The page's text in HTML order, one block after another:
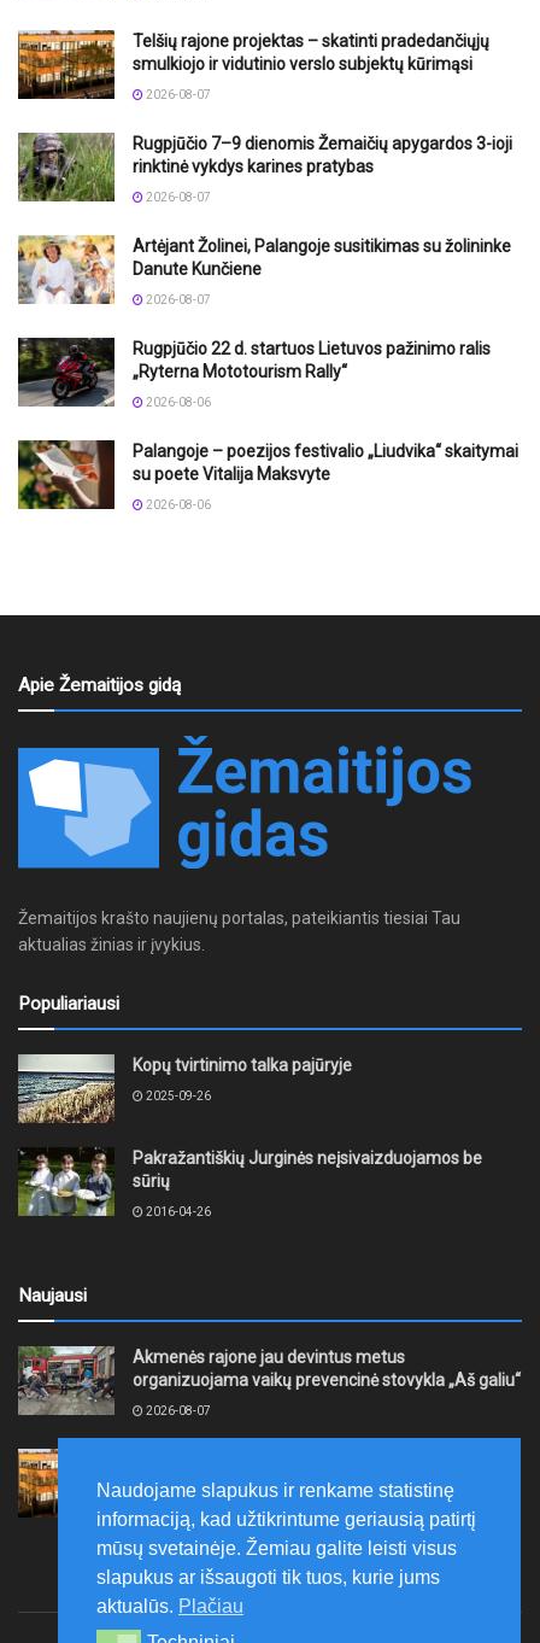
Telšių rajone projektas – skatinti pradedančiųjų
smulkiojo ir vidutinio verslo subjektų kūrimąsi
2026-08-07
Rugpjūčio 7–9 dienomis Žemaičių apygardos 3-ioji
rinktinė vykdys karines pratybas
2026-08-07
Artėjant Žolinei, Palangoje susitikimas su žolininke
Danute Kunčiene
2026-08-07
Rugpjūčio 22 d. startuos Lietuvos pažinimo ralis
„Ryterna Mototourism Rally“
2026-08-06
Palangoje – poezijos festivalio „Liudvika“ skaitymai
su poete Vitalija Maksvyte
2026-08-06
Apie Žemaitijos gidą
Žemaitijos krašto naujienų portalas, pateikiantis tiesiai Tau
aktualias žinias ir įvykius.
Populiariausi
Kopų tvirtinimo talka pajūryje
2025-09-26
Pakražantiškių Jurginės neįsivaizduojamos be
sūrių
2016-04-26
Naujausi
Akmenės rajone jau devintus metus
organizuojama vaikų prevencinė stovykla „Aš galiu“
2026-08-07
smulkiojo ir vidutinio verslo subjektų kūrimąsi
2026-08-07
Naudojame slapukus ir renkame statistinę
informaciją, kad užtikrintume geriausią patirtį
mūsų svetainėje. Žemiau galite leisti visus
slapukus ar išsaugoti tik tuos, kurie jums
aktualūs. Plačiau